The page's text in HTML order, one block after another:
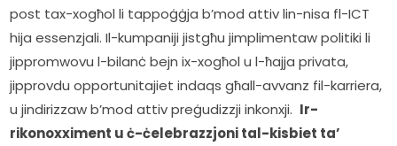
post tax-xogħol li tappoġġja b’mod attiv lin-nisa fl-ICT
hija essenzjali. Il-kumpaniji jistgħu jimplimentaw politiki li
jippromwovu l-bilanċ bejn ix-xogħol u l-ħajja privata,
jipprovdu opportunitajiet indaqs għall-avvanz fil-karriera,
u jindirizzaw b’mod attiv preġudizzji inkonxji. Ir-
rikonoxximent u ċ-ċelebrazzjoni tal-kisbiet ta’